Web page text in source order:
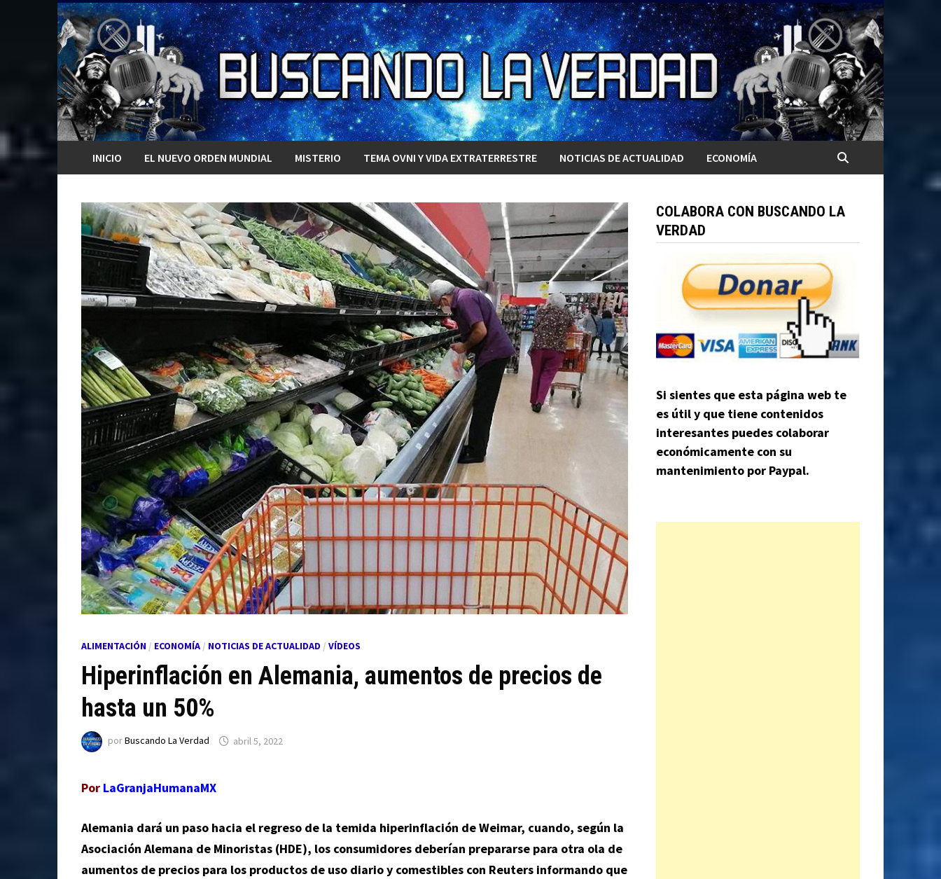
Saltar
al
contenido
INICIO EL NUEVO ORDEN MUNDIAL MISTERIO TEMA OVNI Y VIDA EXTRATERRESTRE NOTICIAS DE ACTUALIDAD ECONOMÍA
ALIMENTACIÓN/ ECONOMÍA/ NOTICIAS DE ACTUALIDAD / VÍDEOS
Hiperinflación en Alemania, aumentos de precios de
hasta un 50%
porBuscando La Verdad abril 5, 2022
Por LaGranjaHumanaMX
Alemania dará un paso hacia el regreso de la temida hiperinflación de Weimar, cuando, según la
Asociación Alemana de Minoristas (HDE), los consumidores deberían prepararse para otra ola de
aumentos de precios para los productos de uso diario y comestibles con Reuters informando que
COLABORA CON BUSCANDO LA
VERDAD
Si sientes que esta página web te
es útil y que tiene contenidos
interesantes puedes colaborar
económicamente con su
mantenimiento por Paypal.